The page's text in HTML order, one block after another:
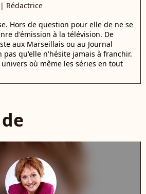
| Rédactrice
Hors de question pour elle de ne se
d'émission à la télévision. De
aux Marseillais ou au Journal
pas qu'elle n'hésite jamais à franchir.
où même les séries en tout